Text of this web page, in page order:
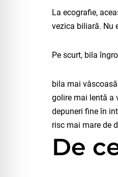
La ecografie,
vezica biliară. Nu
Pe scurt, bila
bila mai
golire mai lentă a
depuneri fine în
risc mai mare de
De